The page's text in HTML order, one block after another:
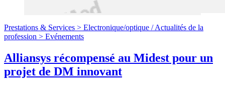
Prestations & Services > Electronique/optique /Actualités de la
profession > Evénements
Alliansys récompensé au Midest pour un
projet de DM innovant